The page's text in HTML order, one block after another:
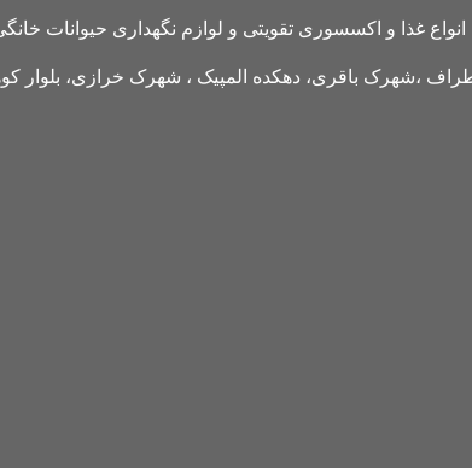
غذا و اکسسوری تقویتی و لوازم نگهداری حیوانات